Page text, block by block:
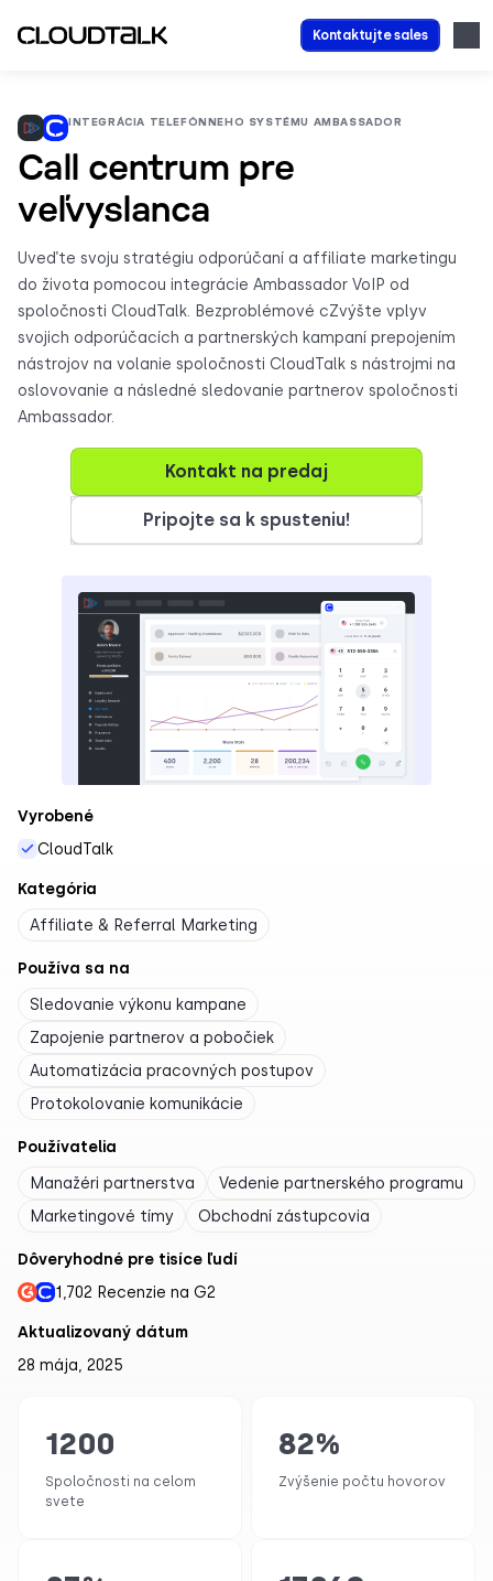
Kontaktujte sales
INTEGRÁCIA TELEFÓNNEHO SYSTÉMU AMBASSADOR
Call centrum pre
veľvyslanca
Uveďte svoju stratégiu odporúčaní a affiliate marketingu
do života pomocou integrácie Ambassador VoIP od
spoločnosti CloudTalk. Bezproblémové cZvýšte vplyv
svojich odporúčacích a partnerských kampaní prepojením
nástrojov na volanie spoločnosti CloudTalk s nástrojmi na
oslovovanie a následné sledovanie partnerov spoločnosti
Ambassador.
Kontakt na predaj
Pripojte sa k spusteniu!
Vyrobené
CloudTalk
Kategória
Affiliate & Referral Marketing
Používa sa na
Sledovanie výkonu kampane
Zapojenie partnerov a pobočiek
Automatizácia pracovných postupov
Protokolovanie komunikácie
Používatelia
Manažéri partnerstva
Vedenie partnerského programu
Marketingové tímy
Obchodní zástupcovia
Dôveryhodné pre tisíce ľudí
1,702 Recenzie na G2
Aktualizovaný dátum
28 mája, 2025
1200
Spoločnosti na celom
svete
82%
Zvýšenie počtu hovorov